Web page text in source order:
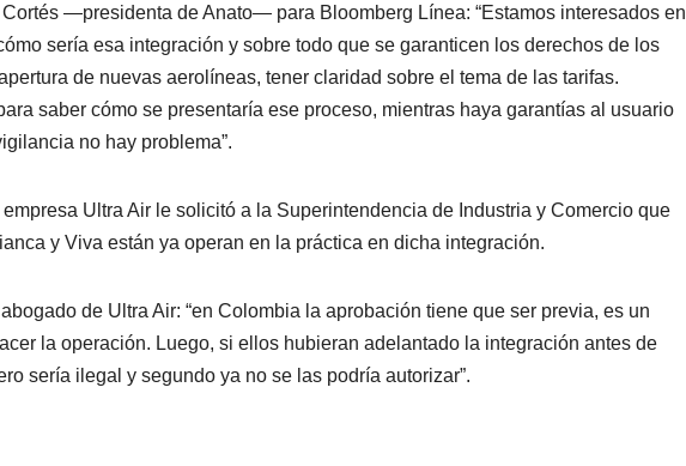
—presidenta de Anato— para Bloomberg Línea: “Estamos interesados en
sería esa integración y sobre todo que se garanticen los derechos de los
de nuevas aerolíneas, tener claridad sobre el tema de las tarifas.
saber cómo se presentaría ese proceso, mientras haya garantías al usuario
no hay problema”.
Ultra Air le solicitó a la Superintendencia de Industria y Comercio que
y Viva están ya operan en la práctica en dicha integración.
de Ultra Air: “en Colombia la aprobación tiene que ser previa, es un
la operación. Luego, si ellos hubieran adelantado la integración antes de
sería ilegal y segundo ya no se las podría autorizar”.